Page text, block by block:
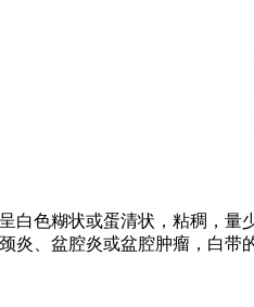
白色糊状或蛋清状，粘稠，量
炎、盆腔炎或盆腔肿瘤，白带